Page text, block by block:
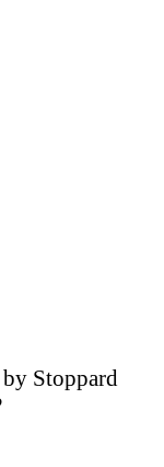
Stoppard